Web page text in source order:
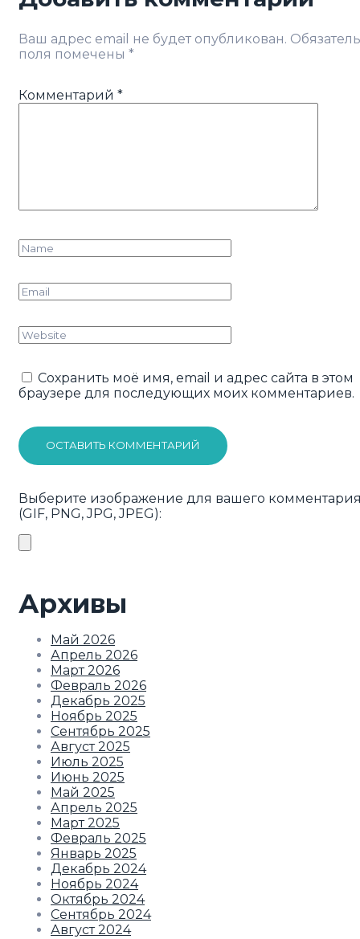
Ваш адрес email не будет опубликован.
поля помечены *
Комментарий *
Сохранить моё имя, email и адрес сайта в этом
браузере для последующих моих комментариев.
ОСТАВИТЬ КОММЕНТАРИЙ
Выберите изображение для вашего
(GIF, PNG, JPG, JPEG):
Архивы
Май 2026
Апрель 2026
Март 2026
Февраль 2026
Декабрь 2025
Ноябрь 2025
Сентябрь 2025
Август 2025
Июль 2025
Июнь 2025
Май 2025
Апрель 2025
Март 2025
Февраль 2025
Январь 2025
Декабрь 2024
Ноябрь 2024
Октябрь 2024
Сентябрь 2024
Август 2024